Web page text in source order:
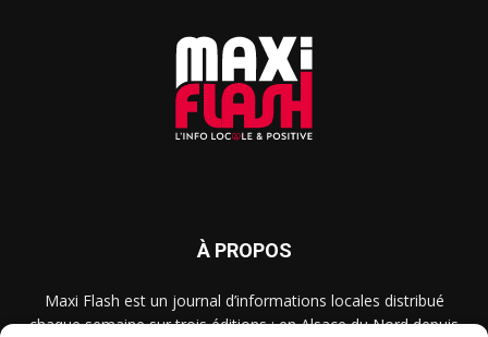
À PROPOS
Maxi Flash est un journal d’informations locales distribué
chaque semaine sur trois éditions : en Alsace du Nord depuis